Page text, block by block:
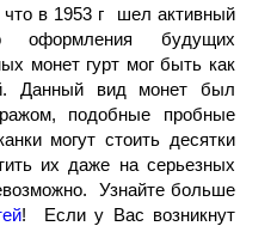
что в 1953 г шел активный
оформления будущих
монет гурт мог быть как
Данный вид монет был
подобные пробные
могут стоить десятки
их даже на серьезных
Узнайте больше
! Если у Вас возникнут